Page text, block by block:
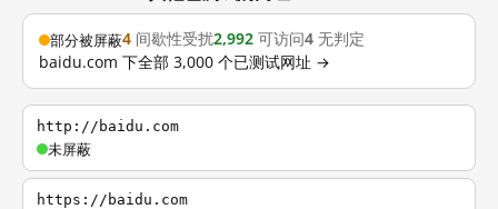
部分被屏蔽4 间歇性受扰2,992 可访问4 无判定
baidu.com 下全部 3,000 个已测试网址 →
http://baidu.com
未屏蔽
https://baidu.com